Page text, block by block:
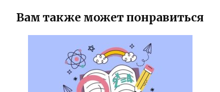
Вам также может понравиться